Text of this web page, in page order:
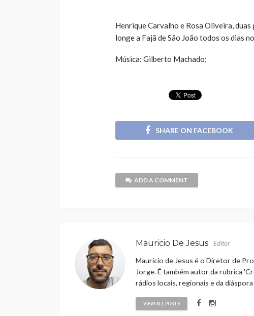
Henrique Carvalho e Rosa Oliveira,
longe a Fajã de São João todos os dias
Música: Gilberto Machado;
SHARE ON FACEBOOK
ADD A COMMENT
Mauricio De Jesus Editor
Maurício de Jesus é o Diretor de
Jorge. É também autor da rubrica
rádios locais, regionais e da
VIEW ALL POSTS